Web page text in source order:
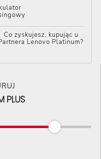
Co zyskujesz, kupując u
Lenovo Platinum?
PLUS